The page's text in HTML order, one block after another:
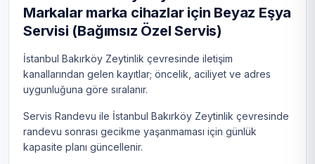
Markalar marka cihazlar için Beyaz Eşya
Servisi (Bağımsız Özel Servis)
İstanbul Bakırköy Zeytinlik çevresinde iletişim
kanallarından gelen kayıtlar; öncelik, aciliyet ve adres
uygunluğuna göre sıralanır.
Servis Randevu ile İstanbul Bakırköy Zeytinlik çevresinde
randevu sonrası gecikme yaşanmaması için günlük
kapasite planı güncellenir.